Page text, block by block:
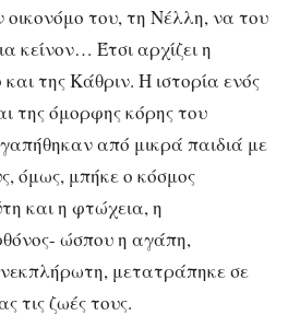
οικονόμο του, τη Νέλλη, να του
κείνον… Έτσι αρχίζει η
της Κάθριν. Η ιστορία ενός
της όμορφης κόρης του
από μικρά παιδιά με
όμως, μπήκε ο κόσμος
και η φτώχεια, η
ώσπου η αγάπη,
μετατράπηκε σε
τις ζωές τους.